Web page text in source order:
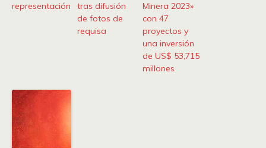
representación
tras difusión
de fotos de
requisa
Minera 2023»
con 47
proyectos y
una inversión
de US$ 53,715
millones